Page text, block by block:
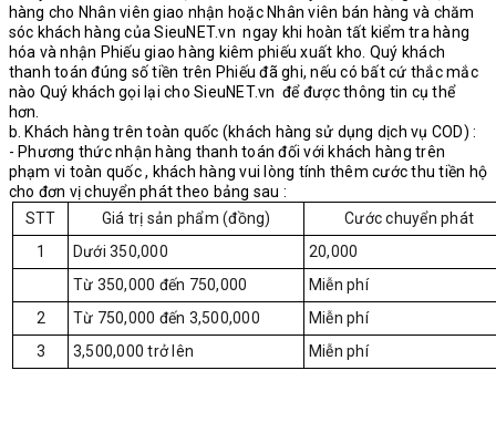
hàng cho Nhân viên giao nhận hoặc Nhân viên bán hàng và chăm
sóc khách hàng của SieuNET.vn ngay khi hoàn tất kiểm tra hàng
hóa và nhận Phiếu giao hàng kiêm phiếu xuất kho. Quý khách
thanh toán đúng số tiền trên Phiếu đã ghi, nếu có bất cứ thắc mắc
nào Quý khách gọi lại cho SieuNET.vn để được thông tin cụ thể
hơn.
b. Khách hàng trên toàn quốc (khách hàng sử dụng dịch vụ COD) :
- Phương thức nhận hàng thanh toán đối với khách hàng trên
phạm vi toàn quốc , khách hàng vui lòng tính thêm cước thu tiền hộ
cho đơn vị chuyển phát theo bảng sau :
STT
Giá trị sản phẩm (đồng)
Cước chuyển phát
1
Dưới 350,000
20,000
Từ 350,000 đến 750,000
Miễn phí
2
Từ 750,000 đến 3,500,000
Miễn phí
3
3,500,000 trở lên Miễn phí